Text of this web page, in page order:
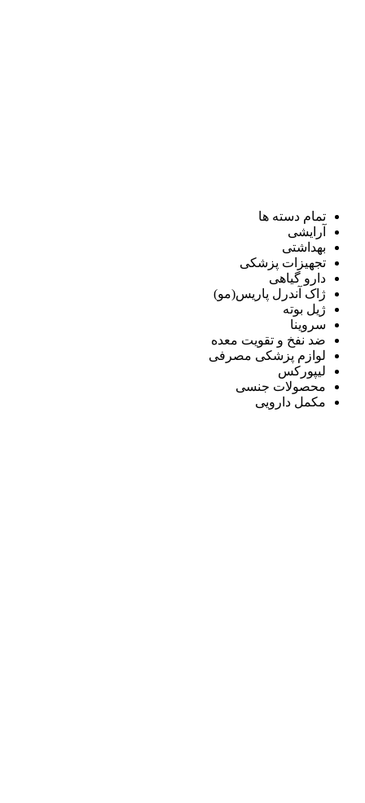
تمام دسته ها
آرایشی
بهداشتی
تجهیزات پزشکی
دارو گیاهی
ژاک آندرل پاریس(مو)
ژیل بوته
سروینا
ضد نفخ و تقویت معده
لوازم پزشکی مصرفی
لیپورکس
محصولات جنسی
مکمل دارویی